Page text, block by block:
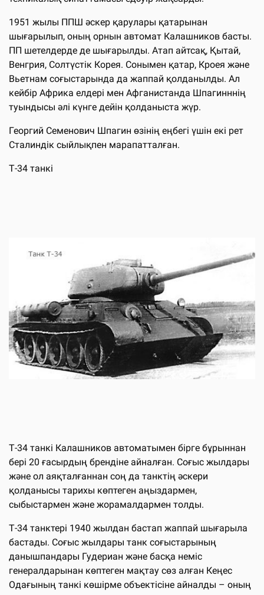
1951 жылы ППШ әскер қарулары қатарынан
шығарылып, оның орнын автомат Калашников басты.
ПП шетелдерде де шығарылды. Атап айтсақ, Қытай,
Венгрия, Солтүстік Корея. Сонымен қатар, Кроея және
Вьетнам соғыстарында да жаппай қолданылды. Ал
кейбір Африка елдері мен Афганистанда Шпагинннің
туындысы әлі күнге дейін қолданыста жүр.
Георгий Семенович Шпагин өзінің еңбегі үшін екі рет
Сталиндік сыйлықпен марапатталған.
Т-34 танкі
Т-34 танкі Калашников автоматымен бірге бұрыннан
бері 20 ғасырдың брендіне айналған. Соғыс жылдары
және ол аяқталғаннан соң да танктің әскери
қолданысы тарихы көптеген аңыздармен,
сыбыстармен және жорамалдармен толды.
Т-34 танктері 1940 жылдан бастап жаппай шығарыла
бастады. Соғыс жылдары танк соғыстарының
данышпандары Гудериан және басқа неміс
генералдарынан көптеген мақтау сөз алған Кеңес
Одағының танкі көшірме объектісіне айналды – оның